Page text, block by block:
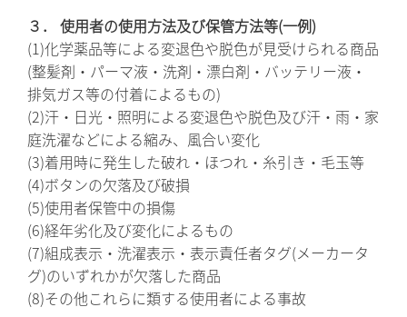
３． 使用者の使用方法及び保管方法等(一例)
(1)化学薬品等による変退色や脱色が見受けられる商品
(整髪剤・パーマ液・洗剤・漂白剤・バッテリー液・
排気ガス等の付着によるもの)
(2)汗・日光・照明による変退色や脱色及び汗・雨・家
庭洗濯などによる縮み、風合い変化
(3)着用時に発生した破れ・ほつれ・糸引き・毛玉等
(4)ボタンの欠落及び破損
(5)使用者保管中の損傷
(6)経年劣化及び変化によるもの
(7)組成表示・洗濯表示・表示責任者タグ(メーカータ
グ)のいずれかが欠落した商品
(8)その他これらに類する使用者による事故